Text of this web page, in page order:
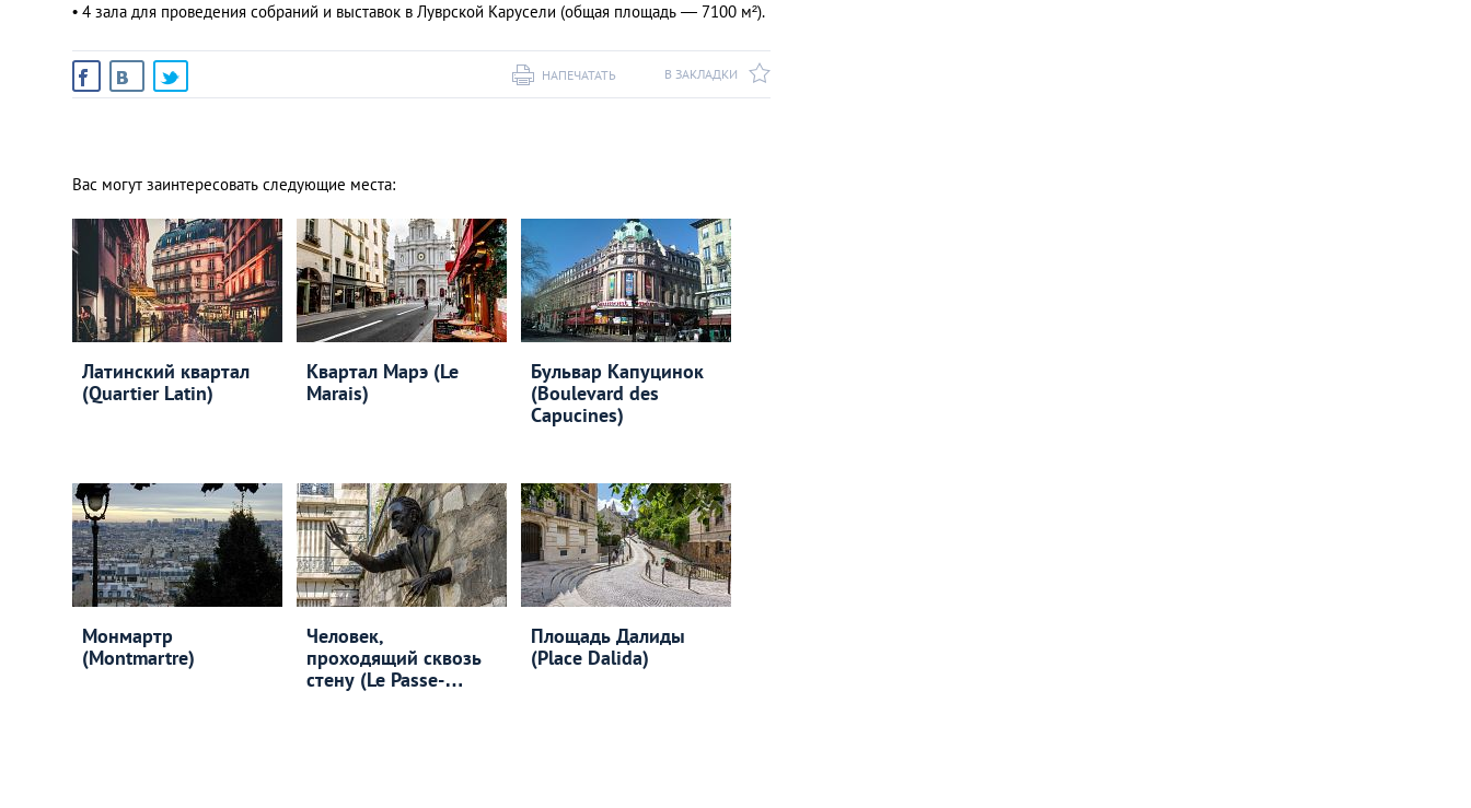
• 4 зала для проведения собраний и выставок в Луврской Карусели (общая площадь ― 7100 м²).
В ЗАКЛАДКИ
НАПЕЧАТАТЬ
Вас могут заинтересовать следующие места:
Латинский квартал
(Quartier Latin)
Квартал Марэ (Le
Marais)
Бульвар Капуцинок
(Boulevard des
Capucines)
Монмартр
(Montmartre)
Человек,
проходящий сквозь
стену (Le Passe-
Площадь Далиды
(Place Dalida)